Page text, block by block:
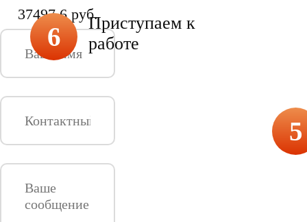
37497.6 руб.
5
6
Приступаем к
работе